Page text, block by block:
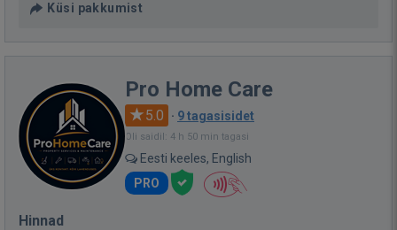
Küsi pakkumist
Pro Home Care
5.0 · 9 tagasisidet
Oli saidil: 4 h 50 min tagasi
Eesti keeles, English
PRO
Hinnad